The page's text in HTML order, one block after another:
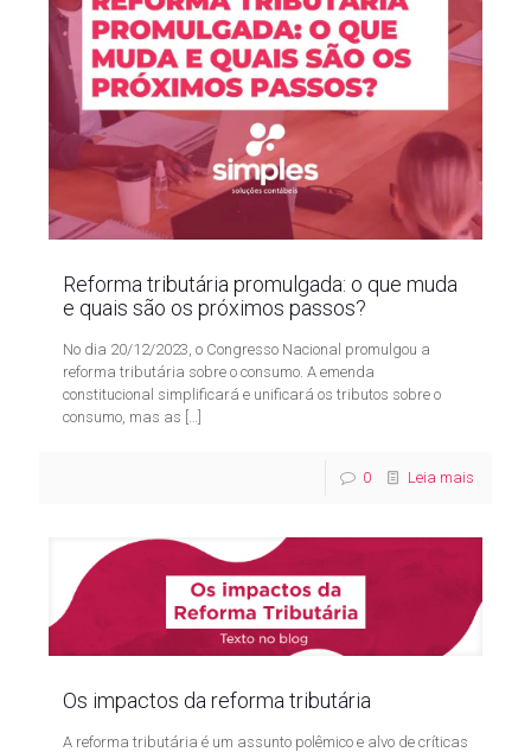
Reforma tributária promulgada: o que muda
e quais são os próximos passos?
No dia 20/12/2023, o Congresso Nacional promulgou a
reforma tributária sobre o consumo. A emenda
constitucional simplificará e unificará os tributos sobre o
consumo, mas as […]
0 Leia mais
Os impactos da reforma tributária
A reforma tributária é um assunto polêmico e alvo de críticas